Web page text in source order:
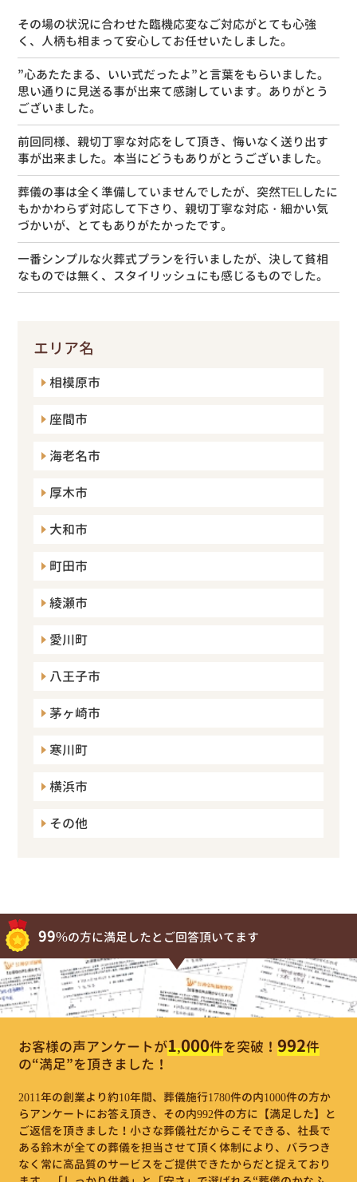
その場の状況に合わせた臨機応変なご対応がとても心強
く、人柄も相まって安心してお任せいたしました。
”心あたたまる、いい式だったよ”と言葉をもらいました。
思い通りに見送る事が出来て感謝しています。ありがとう
ございました。
前回同様、親切丁寧な対応をして頂き、悔いなく送り出す
事が出来ました。本当にどうもありがとうございました。
葬儀の事は全く準備していませんでしたが、突然TELしたに
もかかわらず対応して下さり、親切丁寧な対応・細かい気
づかいが、とてもありがたかったです。
一番シンプルな火葬式プランを行いましたが、決して貧相
なものでは無く、スタイリッシュにも感じるものでした。
エリア名
相模原市
座間市
海老名市
厚木市
大和市
町田市
綾瀬市
愛川町
八王子市
茅ヶ崎市
寒川町
横浜市
その他
99%の方に満足したとご回答頂いてます
お客様の声アンケートが1,000件を突破！ 992件
の“満足”を頂きました！
2011年の創業より約10年間、葬儀施行1780件の内1000件の方か
らアンケートにお答え頂き、その内992件の方に【満足した】と
ご返信を頂きました！小さな葬儀社だからこそできる、社長で
ある鈴木が全ての葬儀を担当させて頂く体制により、バラつき
なく常に高品質のサービスをご提供できたからだと捉えており